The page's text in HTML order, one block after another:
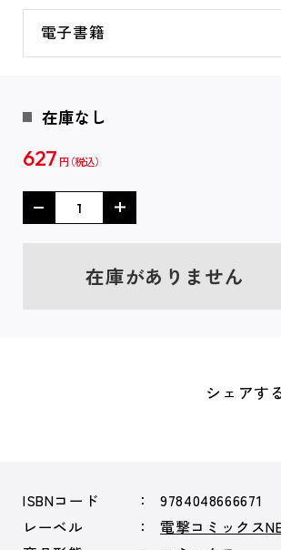
電子書籍
在庫なし
627 円
在庫がありません
シェアす
ISBNコード
9784048666671
レーベル
電撃コミックス